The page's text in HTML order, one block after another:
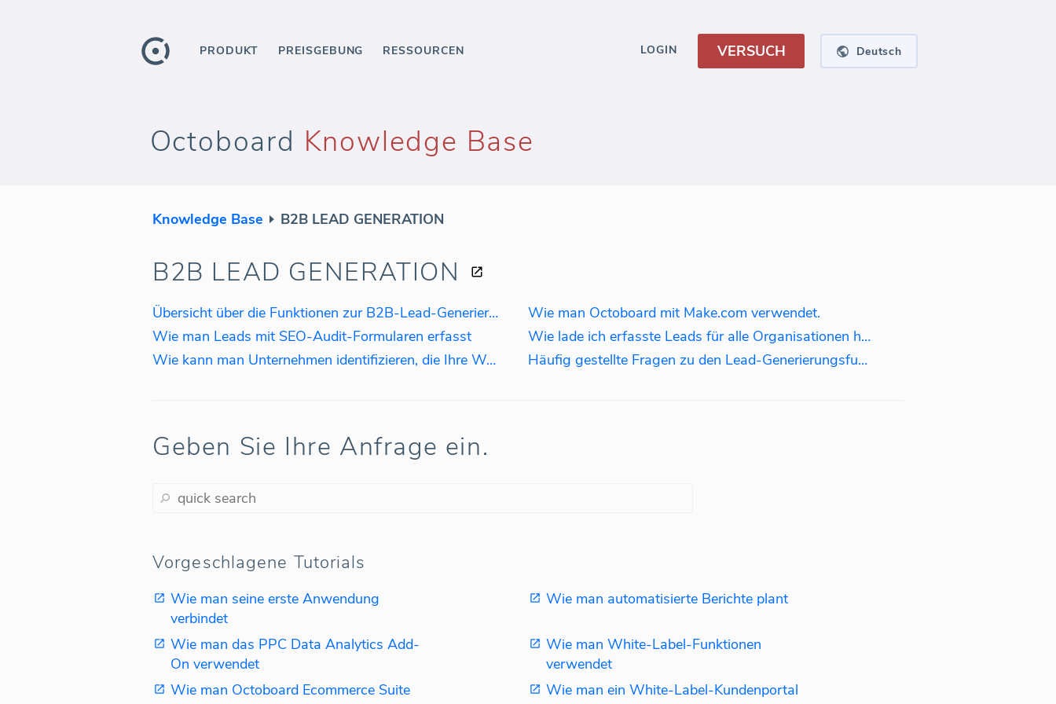
PRODUKT PREISGEBUNG RESSOURCEN LOGIN VERSUCH Deutsch
Octoboard Knowledge Base
Knowledge Base B2B LEAD GENERATION
B2B LEAD GENERATION
Übersicht über die Funktionen zur B2B-Lead-Generierung
Wie man Leads mit SEO-Audit-Formularen erfasst
Wie kann man Unternehmen identifizieren, die Ihre Website besuchen?
Wie man Octoboard mit Make.com verwendet.
Wie lade ich erfasste Leads für alle Organisationen herunter?
Häufig gestellte Fragen zu den Lead-Generierungsfunktionen?
Geben Sie Ihre Anfrage ein.
Vorgeschlagene Tutorials
Wie man seine erste Anwendung
verbindet
Wie man automatisierte Berichte plant
Wie man das PPC Data Analytics Add-
On verwendet
Wie man White-Label-Funktionen
verwendet
Wie man Octoboard Ecommerce Suite
Wie man ein White-Label-Kundenportal